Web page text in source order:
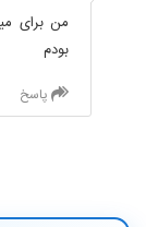
من برای
بودم
پاسخ